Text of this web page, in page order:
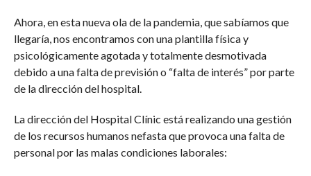
Ahora, en esta nueva ola de la pandemia, que sabíamos que
llegaría, nos encontramos con una plantilla física y
psicológicamente agotada y totalmente desmotivada
debido a una falta de previsión o “falta de interés” por parte
de la dirección del hospital.
La dirección del Hospital Clínic está realizando una gestión
de los recursos humanos nefasta que provoca una falta de
personal por las malas condiciones laborales: